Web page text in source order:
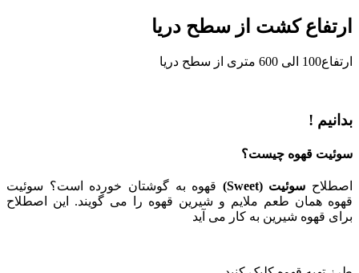
ارتفاع کشت از سطح دریا
ارتفاع100 الی 600 متری از سطح دریا
بدانیم !
سوئیت قهوه چیست؟
اصطلاح سوئیت (Sweet)
قهوه به گوشتان خورده است؟ سوئیت
قهوه همان طعم ملایم و شیرین قهوه را می گویند. این اصطلاح
برای قهوه شیرین به کار می آید